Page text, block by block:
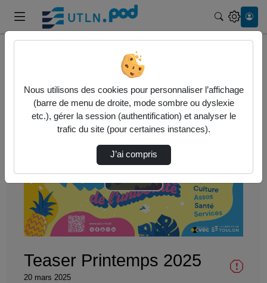
Teaser Printemps 2025
Vie étudiante
Lire
la
Teaser Printemps 2025
20 mars 2025
Nous utilisons des cookies pour personnaliser l’affichage
(barre de menu de droite, mode sombre ou dyslexie
etc.), gérer la session (authentification) et analyser le
trafic du site (pour certaines instances).
J’ai compris